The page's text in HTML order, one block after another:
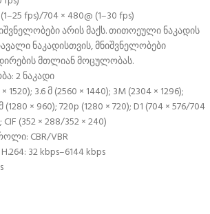
fps)/704 × 480@ (1–30 fps)
არის მაქს. თითოეული ნაკადის
ნაკადისთვის, მნიშვნელობები
მთლიან მოცულობას.
2 ნაკადი
3.6 მ (2560 × 1440); 3M (2304 × 1296);
(1280 × 960); 720p (1280 × 720); D1 (704 × 576/704
(352 × 288/352 × 240)
CBR/VBR
32 kbps–6144 kbps